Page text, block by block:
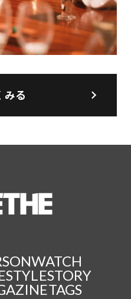
みる
WATCH
STORY
TAGS